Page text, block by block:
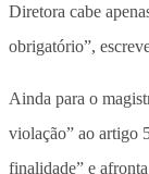
Diretora cabe
obrigatório”,
Ainda para o
violação” ao artigo
finalidade” e